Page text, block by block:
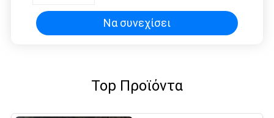
Να συνεχίσει
Top Προϊόντα